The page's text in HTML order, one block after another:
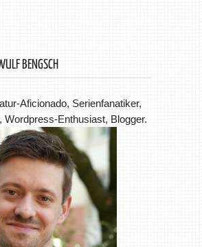
BENGSCH
Aficionado, Serienfanatiker,
Wordpress-Enthusiast, Blogger.